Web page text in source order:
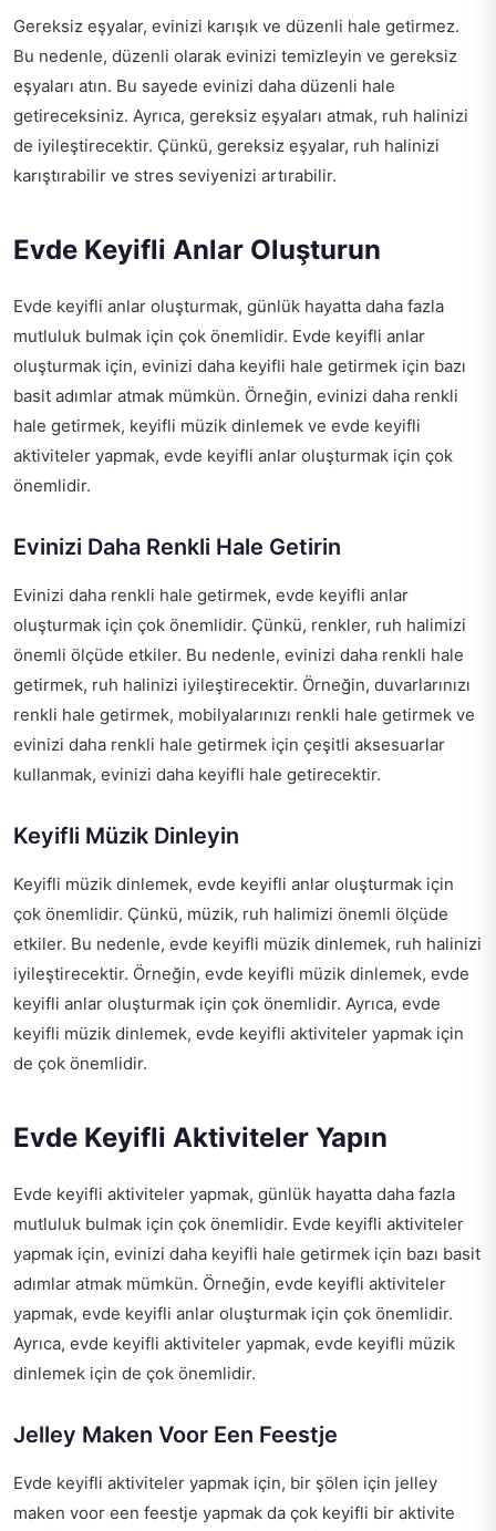
Gereksiz eşyalar, evinizi karışık ve düzenli hale getirmez.
Bu nedenle, düzenli olarak evinizi temizleyin ve gereksiz
eşyaları atın. Bu sayede evinizi daha düzenli hale
getireceksiniz. Ayrıca, gereksiz eşyaları atmak, ruh halinizi
de iyileştirecektir. Çünkü, gereksiz eşyalar, ruh halinizi
karıştırabilir ve stres seviyenizi artırabilir.
Evde Keyifli Anlar Oluşturun
Evde keyifli anlar oluşturmak, günlük hayatta daha fazla
mutluluk bulmak için çok önemlidir. Evde keyifli anlar
oluşturmak için, evinizi daha keyifli hale getirmek için bazı
basit adımlar atmak mümkün. Örneğin, evinizi daha renkli
hale getirmek, keyifli müzik dinlemek ve evde keyifli
aktiviteler yapmak, evde keyifli anlar oluşturmak için çok
önemlidir.
Evinizi Daha Renkli Hale Getirin
Evinizi daha renkli hale getirmek, evde keyifli anlar
oluşturmak için çok önemlidir. Çünkü, renkler, ruh halimizi
önemli ölçüde etkiler. Bu nedenle, evinizi daha renkli hale
getirmek, ruh halinizi iyileştirecektir. Örneğin, duvarlarınızı
renkli hale getirmek, mobilyalarınızı renkli hale getirmek ve
evinizi daha renkli hale getirmek için çeşitli aksesuarlar
kullanmak, evinizi daha keyifli hale getirecektir.
Keyifli Müzik Dinleyin
Keyifli müzik dinlemek, evde keyifli anlar oluşturmak için
çok önemlidir. Çünkü, müzik, ruh halimizi önemli ölçüde
etkiler. Bu nedenle, evde keyifli müzik dinlemek, ruh halinizi
iyileştirecektir. Örneğin, evde keyifli müzik dinlemek, evde
keyifli anlar oluşturmak için çok önemlidir. Ayrıca, evde
keyifli müzik dinlemek, evde keyifli aktiviteler yapmak için
de çok önemlidir.
Evde Keyifli Aktiviteler Yapın
Evde keyifli aktiviteler yapmak, günlük hayatta daha fazla
mutluluk bulmak için çok önemlidir. Evde keyifli aktiviteler
yapmak için, evinizi daha keyifli hale getirmek için bazı basit
adımlar atmak mümkün. Örneğin, evde keyifli aktiviteler
yapmak, evde keyifli anlar oluşturmak için çok önemlidir.
Ayrıca, evde keyifli aktiviteler yapmak, evde keyifli müzik
dinlemek için de çok önemlidir.
Jelley Maken Voor Een Feestje
Evde keyifli aktiviteler yapmak için, bir şölen için jelley
maken voor een feestje yapmak da çok keyifli bir aktivite